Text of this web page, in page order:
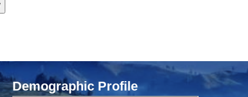
Demographic Profile